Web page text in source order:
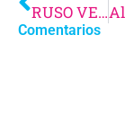
RUSO VEREA EN ¿QUE PODES DAR?
Comentarios